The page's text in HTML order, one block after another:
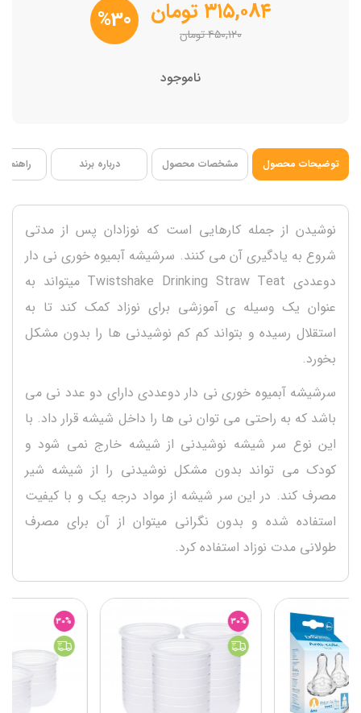
۳۱۵,۰۸۴ تومان
۴۵۰,۱۲۰تومان %30
ناموجود
توضیحات محصول مشخصات محصول درباره برند
نوشیدن از جمله کارهایی است که نوزادان پس از مدتی
شروع به یادگیری آن می کنند. سرشیشه آبمیوه خوری نی دار
دوعددی Twistshake Drinking Straw Teat میتواند به
عنوان یک وسیله ی آموزشی برای نوزاد کمک کند تا به
استقلال رسیده و بتواند کم کم نوشیدنی ها را بدون مشکل
بخورد.
سرشیشه آبمیوه خوری نی دار دوعددی دارای دو عدد نی می
باشد که به راحتی می توان نی ها را داخل شیشه قرار داد. با
این نوع سر شیشه نوشیدنی از شیشه خارج نمی شود و
کودک می تواند بدون مشکل نوشیدنی را از شیشه شیر
مصرف کند. در این سر شیشه از مواد درجه یک و با کیفیت
استفاده شده و بدون نگرانی میتوان از آن برای مصرف
طولانی مدت نوزاد استفاده کرد.
30%
30%